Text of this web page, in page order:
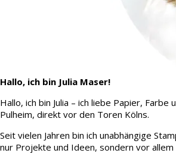
Hallo, ich bin Julia Maser!
Hallo, ich bin Julia – ich liebe Papier,
Pulheim, direkt vor den Toren Kölns.
Seit vielen Jahren bin ich unabhängige
nur Projekte und Ideen, sondern vor